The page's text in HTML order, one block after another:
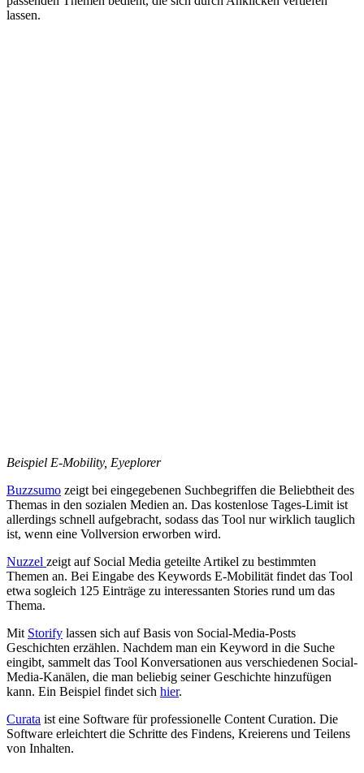
lassen.
Beispiel E-Mobility, Eyeplorer
Buzzsumo zeigt bei eingegebenen Suchbegriffen die Beliebtheit des
Themas in den sozialen Medien an. Das kostenlose Tages-Limit ist
allerdings schnell aufgebracht, sodass das Tool nur wirklich tauglich
ist, wenn eine Vollversion erworben wird.
Nuzzel zeigt auf Social Media geteilte Artikel zu bestimmten
Themen an. Bei Eingabe des Keywords E-Mobilität findet das Tool
etwa sogleich 125 Einträge zu interessanten Stories rund um das
Thema.
Mit Storify lassen sich auf Basis von Social-Media-Posts
Geschichten erzählen. Nachdem man ein Keyword in die Suche
eingibt, sammelt das Tool Konversationen aus verschiedenen Social-
Media-Kanälen, die man beliebig seiner Geschichte hinzufügen
kann. Ein Beispiel findet sich hier.
Curata ist eine Software für professionelle Content Curation. Die
Software erleichtert die Schritte des Findens, Kreierens und Teilens
von Inhalten.